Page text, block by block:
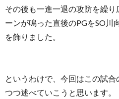
その後も一進一退の攻防を繰
ーンが鳴った直後のPGをSO川
を飾りました。
というわけで、今回はこの試
つつ述べていこうと思います。